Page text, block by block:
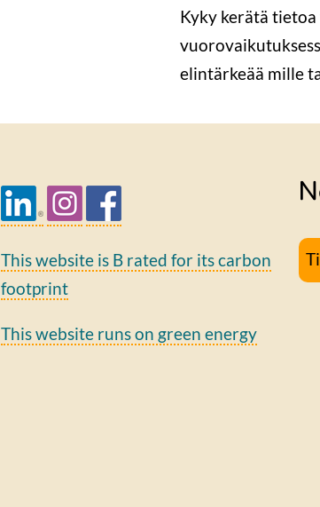
Kyky kerätä
elintärkeää mille
This website is B rated for its carbon
footprint
This website runs on green energy